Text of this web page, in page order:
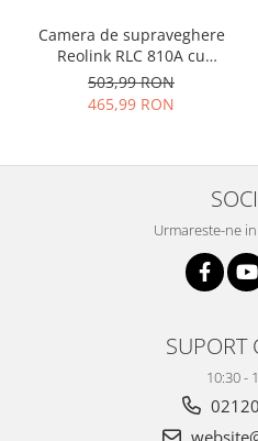
Camera de supraveghere
Reolink RLC 810A cu
inteligenta artificiala,
detectare Persoana/Vehicul,
503,99 RON
465,99 RON
Urmareste-ne
SUPORT
10:30 -